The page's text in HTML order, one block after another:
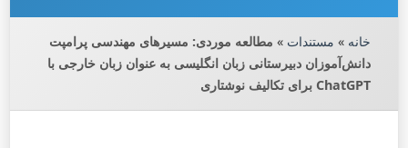
خانه » مستندات » مطالعه موردی: مسیرهای مهندسی پرامپت
دانش‌آموزان دبیرستانی زبان انگلیسی به عنوان زبان خارجی با
ChatGPT برای تکالیف نوشتاری